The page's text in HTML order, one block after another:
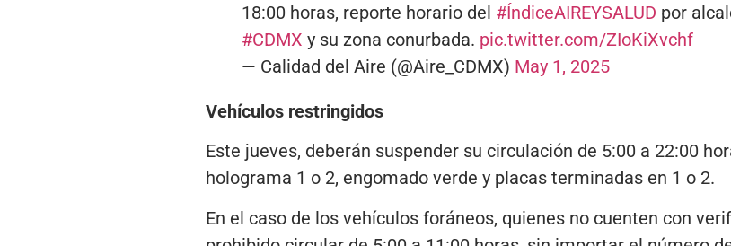
18:00 horas, reporte horario del #ÍndiceAIREYSALUD por
#CDMX y su zona conurbada. pic.twitter.com/ZIoKiXvchf
— Calidad del Aire (@Aire_CDMX) May 1, 2025
Vehículos restringidos
Este jueves, deberán suspender su circulación de 5:00 a 22:00
holograma 1 o 2, engomado verde y placas terminadas en 1 o 2.
En el caso de los vehículos foráneos, quienes no cuenten con